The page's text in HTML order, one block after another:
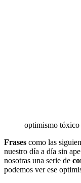
optimismo tóxico
Frases como las
nuestro día a día sin
nosotras una serie de
podemos ver ese